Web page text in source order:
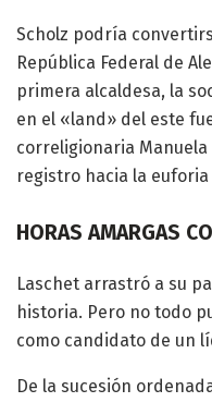
Scholz podría
República Federal de
primera alcaldesa, la
en el «land» del este
correligionaria Manuela
registro hacia la
HORAS AMARGAS
Laschet arrastró a su
historia. Pero no todo
como candidato de un
De la sucesión